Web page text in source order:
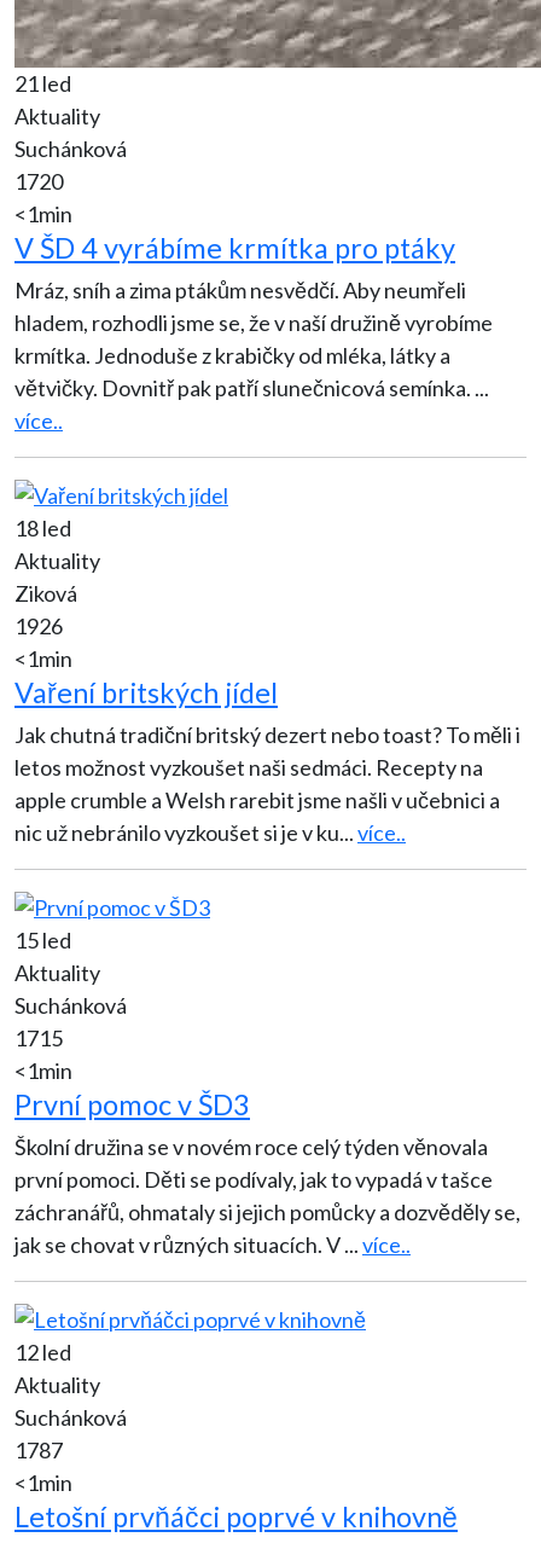
21 led
Aktuality
Suchánková
1720
<1min
V ŠD 4 vyrábíme krmítka pro ptáky
Mráz, sníh a zima ptákům nesvědčí. Aby neumřeli
hladem, rozhodli jsme se, že v naší družině vyrobíme
krmítka. Jednoduše z krabičky od mléka, látky a
větvičky. Dovnitř pak patří slunečnicová semínka. ...
více..
18 led
Aktuality
Ziková
1926
<1min
Vaření britských jídel
Jak chutná tradiční britský dezert nebo toast? To měli i
letos možnost vyzkoušet naši sedmáci. Recepty na
apple crumble a Welsh rarebit jsme našli v učebnici a
nic už nebránilo vyzkoušet si je v ku...více..
15 led
Aktuality
Suchánková
1715
<1min
První pomoc v ŠD3
Školní družina se v novém roce celý týden věnovala
první pomoci. Děti se podívaly, jak to vypadá v tašce
záchranářů, ohmataly si jejich pomůcky a dozvěděly se,
jak se chovat v různých situacích. V...více..
12 led
Aktuality
Suchánková
1787
<1min
Letošní prvňáčci poprvé v knihovně